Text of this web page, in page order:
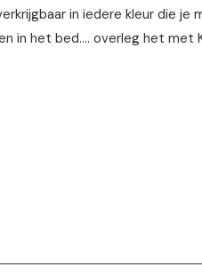
in iedere kleur die je
in het bed…. overleg het met